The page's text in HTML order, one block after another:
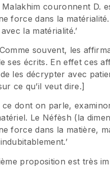
couronnent D.
force dans la
la matérialité.’
souvent, les
ses écrits. En effet ces
les décrypter avec
ce qu’il veut dire.]
ce dont on parle,
Le Néfèsh (la
force dans la matière,
proposition est très